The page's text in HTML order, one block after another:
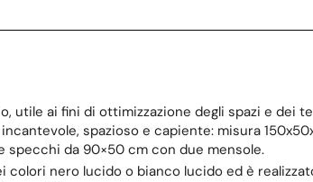
utile ai fini di ottimizzazione degli spazi e
spazioso e capiente: misura
da 90×50 cm con due mensole.
colori nero lucido o bianco lucido ed è